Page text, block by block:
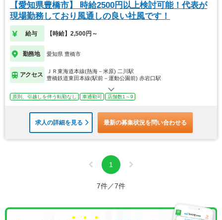
【愛知県豊橋市】 時給2500円以上検討可能！代表が
現場勤務しており風通しの良い社風です！
給与 【時給】2,500円～
勤務地 愛知県 豊橋市
アクセス
ＪＲ東海道本線(熱海－米原) 二川駅
豊橋鉄道東田本線(駅前－運動公園前) 赤岩口駅
原則、引越しを伴う転勤なし 車通勤可 店舗数1～9
求人の詳細を見る 最新の募集状況を問い合わせる
1
7件／7件